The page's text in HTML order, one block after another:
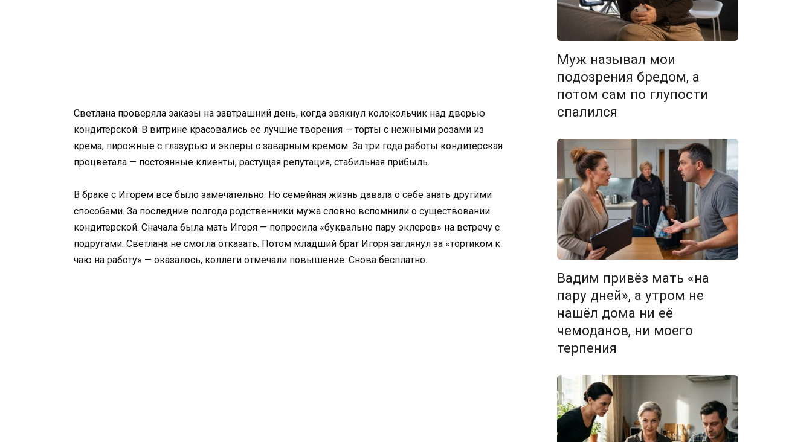
Светлана проверяла заказы на завтрашний день, когда звякнул колокольчик над дверью
кондитерской. В витрине красовались ее лучшие творения — торты с нежными розами из
крема, пирожные с глазурью и эклеры с заварным кремом. За три года работы кондитерская
процветала — постоянные клиенты, растущая репутация, стабильная прибыль.
В браке с Игорем все было замечательно. Но семейная жизнь давала о себе знать другими
способами. За последние полгода родственники мужа словно вспомнили о существовании
кондитерской. Сначала была мать Игоря — попросила «буквально пару эклеров» на встречу с
подругами. Светлана не смогла отказать. Потом младший брат Игоря заглянул за «тортиком к
чаю на работу» — оказалось, коллеги отмечали повышение. Снова бесплатно.
Муж называл мои
подозрения бредом, а
потом сам по глупости
спалился
Вадим привёз мать «на
пару дней», а утром не
нашёл дома ни её
чемоданов, ни моего
терпения